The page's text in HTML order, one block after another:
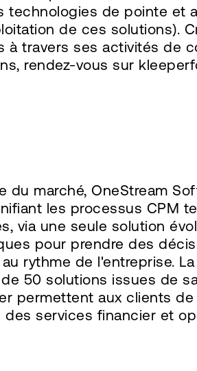
technologies de pointe et
de ces solutions).
travers ses activités de
rendez-vous sur
marché, OneStream
les processus CPM
via une seule solution
pour prendre des
rythme de l'entreprise.
50 solutions issues de
permettent aux clients
services financier et